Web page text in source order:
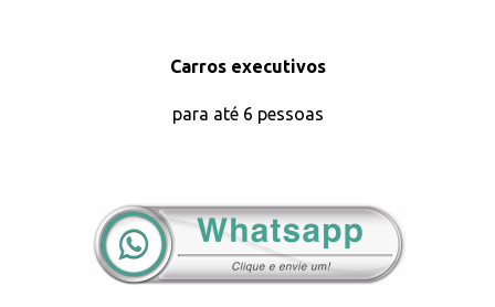
Carros executivos
para até 6 pessoas